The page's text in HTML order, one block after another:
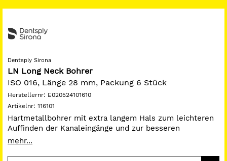
Dentsply Sirona
LN Long Neck Bohrer
ISO 016, Länge 28 mm, Packung 6 Stück
Herstellernr: E020524101610
Artikelnr: 116101
Hartmetallbohrer mit extra langem Hals zum leichteren
Auffinden der Kanaleingänge und zur besseren
Entfernung von Wurzelstiften.
mehr...